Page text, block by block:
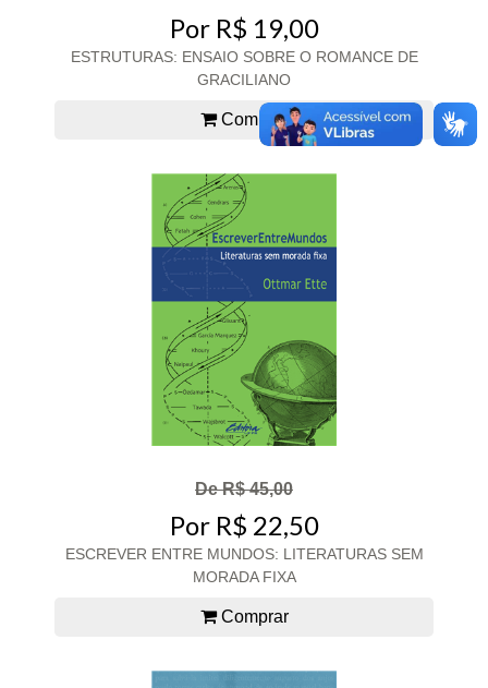
Por R$ 19,00
ESTRUTURAS: ENSAIO SOBRE O ROMANCE DE
GRACILIANO
Comprar
De R$ 45,00
Por R$ 22,50
ESCREVER ENTRE MUNDOS: LITERATURAS SEM
MORADA FIXA
Comprar